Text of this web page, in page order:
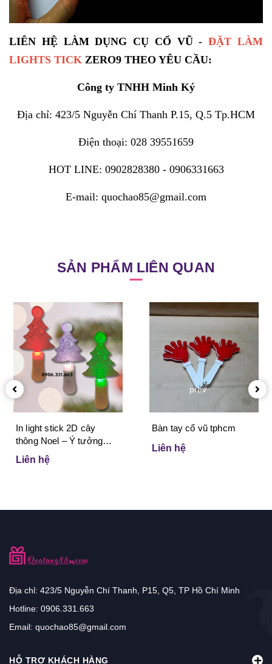
LIÊN HỆ LÀM DỤNG CỤ CỔ VŨ -ĐẶT LÀM
LIGHTS TICK ZERO9 THEO YÊU CẦU:
Công ty TNHH Minh Ký
Địa chỉ: 423/5 Nguyễn Chí Thanh P.15, Q.5 Tp.HCM
Điện thoại: 028 39551659
HOT LINE: 0902828380 - 0906331663
E-mail: quochao85@gmail.com
SẢN PHẨM LIÊN QUAN
In light stick 2D cây
thông Noel – Ý tưởng
marketing sáng tạo giúp
doanh nghiệp bùng nổ
Liên hệ
Bàn tay cổ vũ tphcm
Liên hệ
prev
Địa chỉ: 423/5 Nguyễn Chí Thanh, P15, Q5, TP Hồ Chí Minh
Hotline: 0906.331.663
Email: quochao85@gmail.com
HỖ TRỢ KHÁCH HÀNG